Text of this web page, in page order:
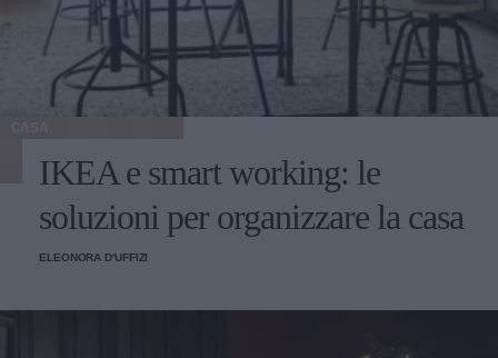
IKEA e smart working: le
soluzioni per organizzare la casa
ELEONORA D'UFFIZI